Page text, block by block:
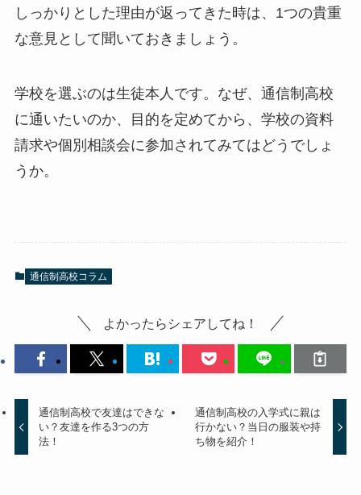
しっかりとした理由が返ってきた時は、1つの貴重
な意見として聞いておきましょう。
学校を選ぶのは生徒本人です。なぜ、通信制高校
に通いたいのか、目的を定めてから、学校の資料
請求や個別相談会に参加されてみてはどうでしょ
うか。
通信制高校コラム
よかったらシェアしてね！
通信制高校で友達はできな
い？友達を作る3つの方
法！
通信制高校の入学式に親は
行かない？当日の服装や持
ち物を紹介！